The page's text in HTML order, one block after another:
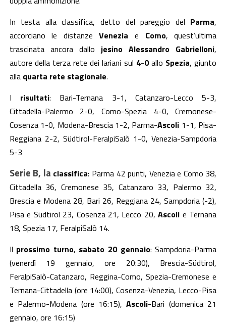
In testa alla classifica, detto del pareggio del Parma,
accorciano le distanzeVenezia e Como, quest’ultima
trascinata ancora dallo jesino Alessandro Gabrielloni,
autore della terza rete dei lariani sul 4-0allo Spezia, giunto
alla quarta rete stagionale.
I risultati: Bari-Ternana 3-1, Catanzaro-Lecco 5-3,
Cittadella-Palermo 2-0, Como-Spezia 4-0, Cremonese-
Cosenza 1-0, Modena-Brescia 1-2, Parma-Ascoli 1-1, Pisa-
Reggiana 2-2, Südtirol-FeralpiSalò 1-0, Venezia-Sampdoria
5-3
Serie B, la classifica: Parma 42 punti, Venezia e Como 38,
Cittadella 36, Cremonese 35, Catanzaro 33, Palermo 32,
Brescia e Modena 28, Bari 26, Reggiana 24,Sampdoria (-2),
Pisae Südtirol 23, Cosenza 21, Lecco 20,Ascoli e Ternana
18, Spezia 17, FeralpiSalò 14.
Il prossimo turno, sabato 20 gennaio: Sampdoria-Parma
(venerdì 19 gennaio, ore 20:30), Brescia-Südtirol,
FeralpiSalò-Catanzaro, Reggina-Como, Spezia-Cremonese e
Ternana-Cittadella (ore 14:00), Cosenza-Venezia, Lecco-Pisa
e Palermo-Modena (ore 16:15),Ascoli-Bari (domenica 21
gennaio, ore 16:15)